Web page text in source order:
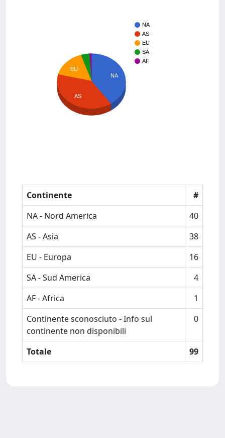
NA
AS
EU
SA
AF
NA
EU
AS
Continente
#
NA - Nord America
40
AS - Asia
38
EU - Europa
16
SA - Sud America
4
AF - Africa
1
Continente sconosciuto - Info sul
continente non disponibili
0
Totale 99